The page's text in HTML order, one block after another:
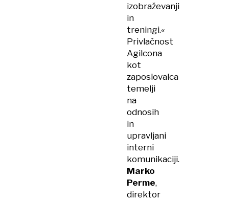
izobraževanji
in
treningi.«
Privlačnost
Agilcona
kot
zaposlovalca
temelji
na
odnosih
in
upravljani
interni
komunikaciji.
Marko
Perme,
direktor